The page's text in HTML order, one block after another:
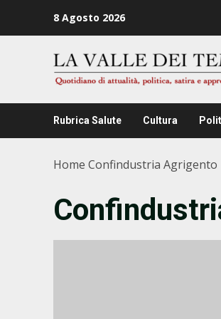
8 Agosto 2026
Rubrica Salute Cultura
Home Confindustria Agrigento